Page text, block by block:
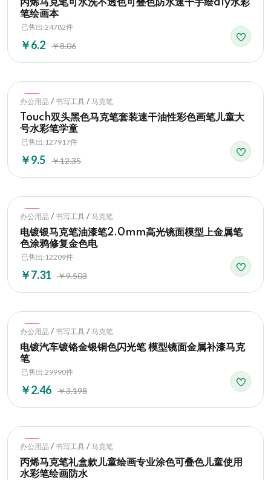
丙烯马克笔可水洗不透色可叠色防水速干手绘diy水彩
笔绘画本
已售出:24782件
￥6.2 ￥8.06
Hot
办公用品 / 书写工具 / 马克笔
Touch双头黑色马克笔套装速干油性彩色画笔儿童大
号水彩笔学童
已售出:127917件
￥9.5 ￥12.35
Hot
办公用品 / 书写工具 / 马克笔
电镀银马克笔油漆笔2.0mm高光镜面模型上金属笔
色涂鸦修复金色电
已售出:12209件
￥7.31 ￥9.503
Hot
办公用品 / 书写工具 / 马克笔
电镀汽车镀铬金银铜色闪光笔 模型镜面金属补漆马克
笔
已售出:29990件
￥2.46 ￥3.198
Hot
办公用品 / 书写工具 / 马克笔
丙烯马克笔礼盒款儿童绘画专业涂色可叠色儿童使用
水彩笔绘画防水